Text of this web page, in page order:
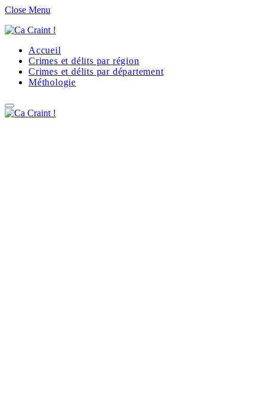
Close Menu
Accueil
Crimes et délits par région
Crimes et délits par département
Méthologie